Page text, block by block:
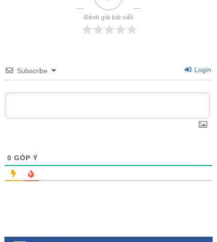
Đánh giá bài viết
Subscribe Login
0 GÓP Ý